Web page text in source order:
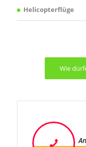
Helicopterflüge
Wie